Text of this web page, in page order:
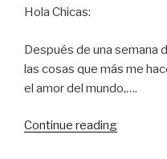
Hola Chicas:
Después de una semana
las cosas que más me
el amor del mundo,….
Continue reading